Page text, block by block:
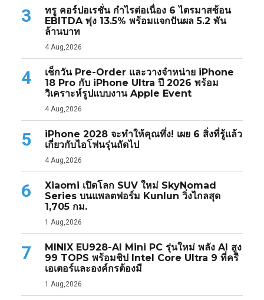
3
ทรู คอร์ปอเรชั่น กำไรต่อเนื่อง 6 ไตรมาสซ้อน
EBITDA พุ่ง 13.5% พร้อมแจกปันผล 5.2 พัน
ล้านบาท
4 Aug,2026
4
เช็กวัน Pre-Order และวางจำหน่าย iPhone
18 Pro กับ iPhone Ultra ปี 2026 พร้อม
วิเคราะห์รูปแบบงาน Apple Event
4 Aug,2026
5
iPhone 2028 จะทำให้คุณทึ่ง! เผย 6 สิ่งที่รู้แล้ว
เกี่ยวกับไอโฟนรุ่นถัดไป
4 Aug,2026
6
Xiaomi เปิดโลก SUV ใหม่ SkyNomad
Series บนแพลตฟอร์ม Kunlun วิ่งไกลสุด
1,705 กม.
1 Aug,2026
7
MINIX EU928-AI Mini PC รุ่นใหม่ พลัง AI สูง
99 TOPS พร้อมชิป Intel Core Ultra 9 ที่ครี
เอเตอร์และองค์กรต้องมี
1 Aug,2026